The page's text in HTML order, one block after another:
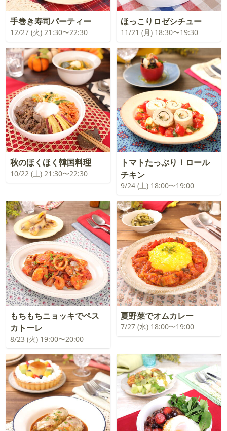
手巻き寿司パーティー
12/27 (火) 21:30〜22:30
ほっこりロゼシチュー
11/21 (月) 18:30〜19:30
秋のほくほく韓国料理
10/22 (土) 21:30〜22:30
トマトたっぷり！ロール
チキン
9/24 (土) 18:00〜19:00
もちもちニョッキでペス
カトーレ
8/23 (火) 19:00〜20:00
夏野菜でオムカレー
7/27 (水) 18:00〜19:00